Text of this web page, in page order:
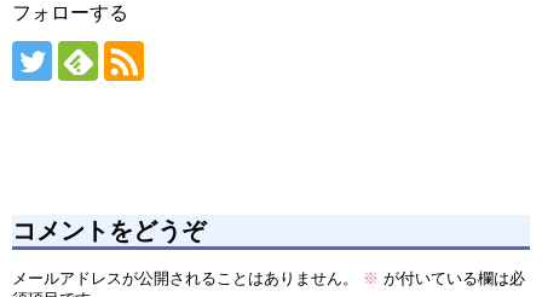
フォローする
コメントをどうぞ
メールアドレスが公開されることはありません。 ※ が付いている欄は必